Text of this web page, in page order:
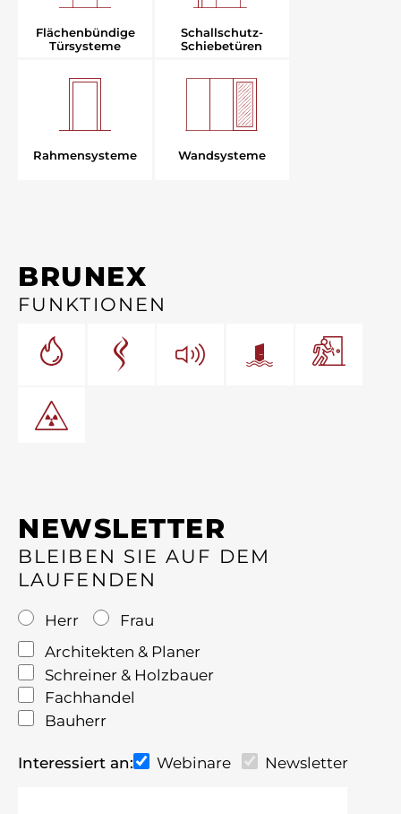
Flächenbündige
Türsysteme
Schallschutz-
Schiebetüren
Rahmensysteme Wandsysteme
BRUNEX
FUNKTIONEN
NEWSLETTER
BLEIBEN SIE AUF DEM
LAUFENDEN
Herr
Frau
Architekten & Planer
Schreiner & Holzbauer
Fachhandel
Bauherr
Interessiert an: Webinare Newsletter